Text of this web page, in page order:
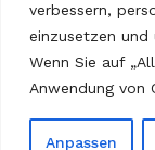
verbessern,
einzusetzen und
Wenn Sie auf
Anwendung von
Anpassen